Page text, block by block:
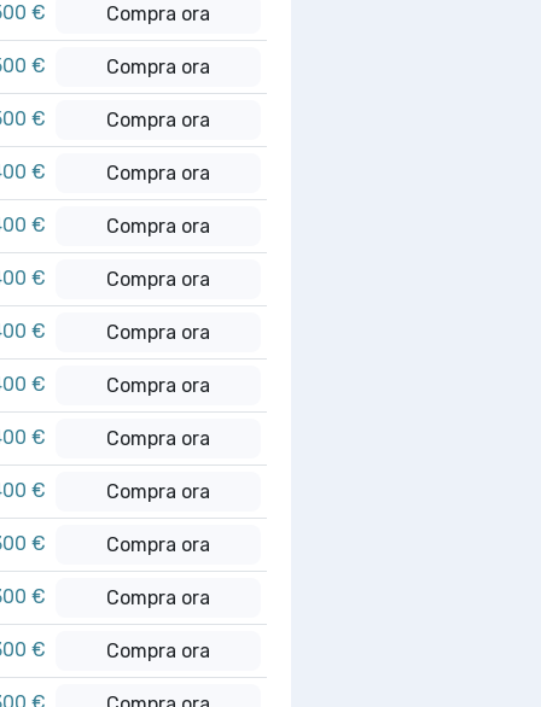
€ Compra ora
€ Compra ora
€ Compra ora
€ Compra ora
€ Compra ora
€ Compra ora
€ Compra ora
€ Compra ora
€ Compra ora
€ Compra ora
€ Compra ora
€ Compra ora
€ Compra ora